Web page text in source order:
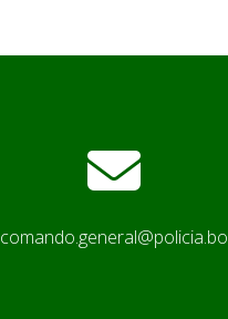
comando.general@policia.bo